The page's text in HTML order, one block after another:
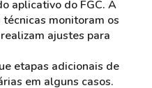
aplicativo do FGC. A
monitoram os
ajustes para
etapas adicionais de
em alguns casos.